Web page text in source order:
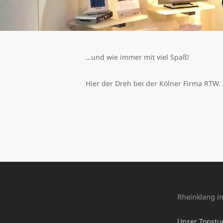
…und wie immer mit viel Spaß!
Hier der Dreh bei der Kölner Firma RTW.
Rheinklang